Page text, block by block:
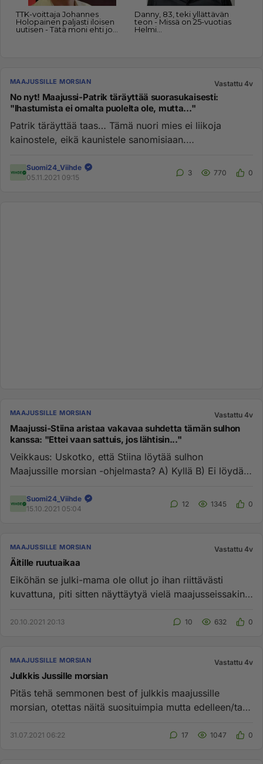
MAAJUSSILLE MORSIAN Vastattu 4v
No nyt! Maajussi-Patrik täräyttää suorasukaisesti:
"Ihastumista ei omalta puolelta ole, mutta..."
Patrik täräyttää taas… Tämä nuori mies ei liikoja
kainostele, eikä kaunistele sanomisiaan.
Suomi24_Viihde
05.11.2021 09:15
3 770 0
MAAJUSSILLE MORSIAN Vastattu 4v
Maajussi-Stiina aristaa vakavaa suhdetta tämän sulhon
kanssa: "Ettei vaan sattuis, jos lähtisin..."
Veikkaus: Uskotko, että Stiina löytää sulhon
Maajussille morsian -ohjelmasta? A) Kyllä B) Ei löydä
Suomi24_Viihde
15.10.2021 05:04
12 1345 0
MAAJUSSILLE MORSIAN Vastattu 4v
Äitille ruutuaikaa
Eiköhän se julki-mama ole ollut jo ihan riittävästi
kuvattuna, piti sitten näyttäytyä vielä maajusseissakin.
20.10.2021 20:13 10 632 0
MAAJUSSILLE MORSIAN Vastattu 4v
Julkkis Jussille morsian
Pitäs tehä semmonen best of julkkis maajussille
morsian, otettas näitä suosituimpia mutta edelleen/taas
31.07.2021 06:22 17 1047 0